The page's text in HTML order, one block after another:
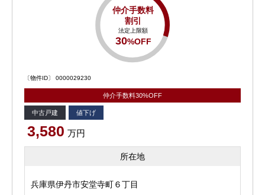
仲介手数料
割引
法定上限額
30%OFF
〔物件ID〕 0000029230
仲介手数料30%OFF
中古戸建 値下げ
3,580 万円
所在地
兵庫県伊丹市安堂寺町６丁目